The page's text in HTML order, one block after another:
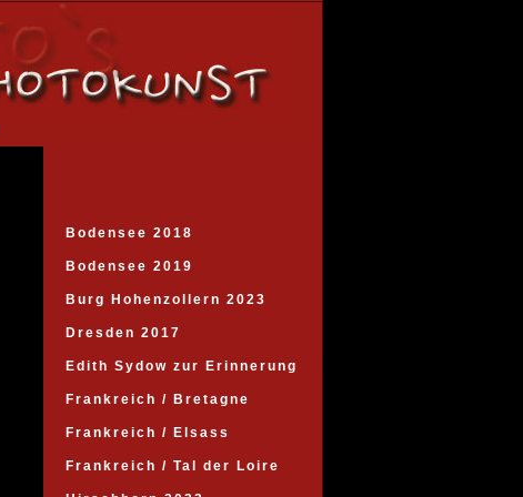
Bodensee 2018
Bodensee 2019
Burg Hohenzollern 2023
Dresden 2017
Edith Sydow zur Erinnerung
Frankreich / Bretagne
Frankreich / Elsass
Frankreich / Tal der Loire